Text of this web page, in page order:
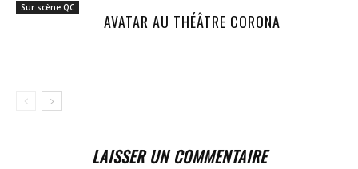
Sur scène QC
AVATAR AU THÉÂTRE CORONA
LAISSER UN COMMENTAIRE